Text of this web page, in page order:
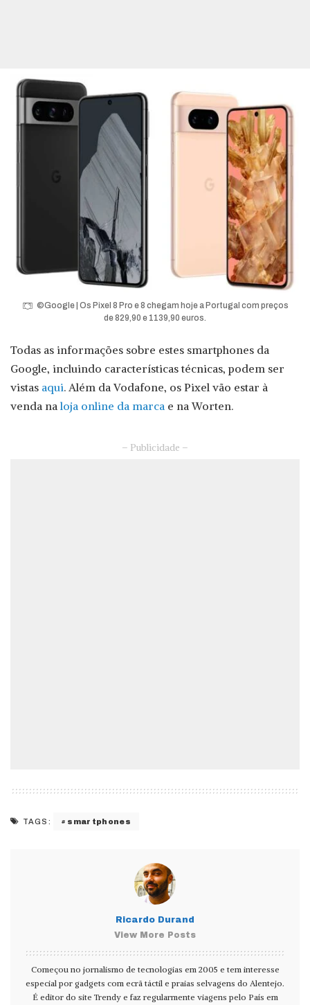
©Google | Os Pixel 8 Pro e 8 chegam hoje a Portugal com preços
de 829,90 e 1139,90 euros.
Todas as informações sobre estes smartphones da
Google, incluindo características técnicas, podem ser
vistas aqui. Além da Vodafone, os Pixel vão estar à
venda na loja online da marca e na Worten.
– Publicidade –
TAGS: smartphones
Ricardo Durand
View More Posts
Começou no jornalismo de tecnologias em 2005 e tem interesse
especial por gadgets com ecrã táctil e praias selvagens do Alentejo.
É editor do site Trendy e faz regularmente viagens pelo País em